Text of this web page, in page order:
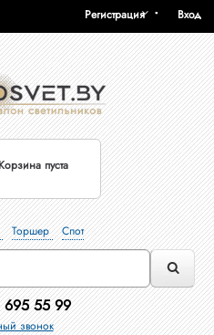
Вход
Регистрация
Корзина пуста
Торшер Спот
695 55 99
звонок